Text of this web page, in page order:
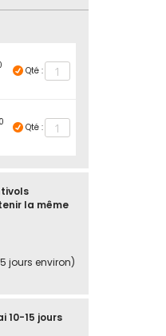
Qté :
Qté :
la même
jours environ)
10-15 jours